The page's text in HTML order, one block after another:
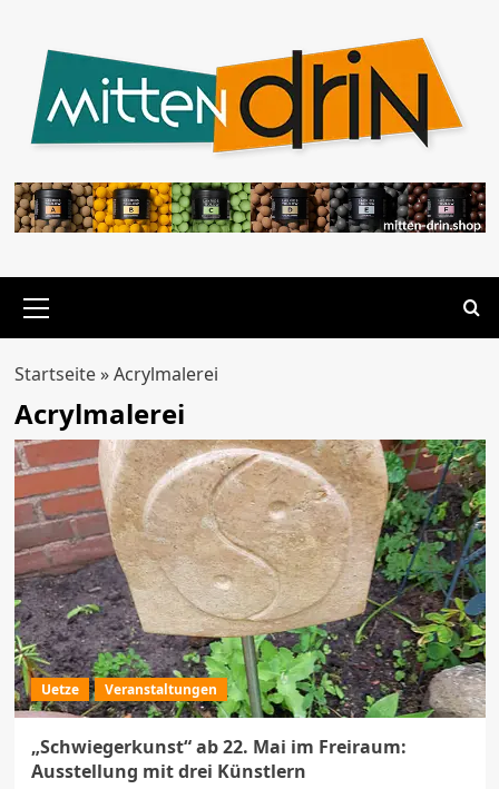
springen
Menü
Startseite»Acrylmalerei
Acrylmalerei
Uetze Veranstaltungen
„Schwiegerkunst“ ab 22. Mai im Freiraum:
Ausstellung mit drei Künstlern